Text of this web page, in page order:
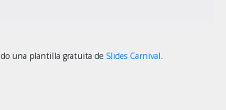
una plantilla gratuita de Slides Carnival.